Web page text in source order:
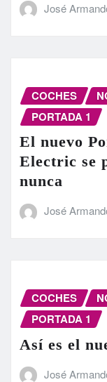
José
COCHES
PORTADA 1
El nuevo
Electric se
nunca
José
COCHES
PORTADA 1
Así es el
José